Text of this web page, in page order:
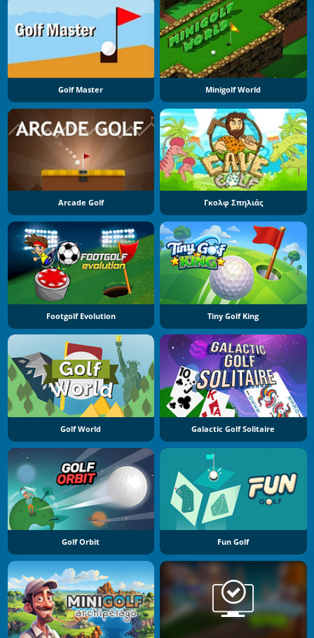
Golf Master Minigolf World
Arcade Golf Γκολφ Σπηλιάς
Footgolf Evolution Tiny Golf King
Golf World Galactic Golf Solitaire
Golf Orbit Fun Golf